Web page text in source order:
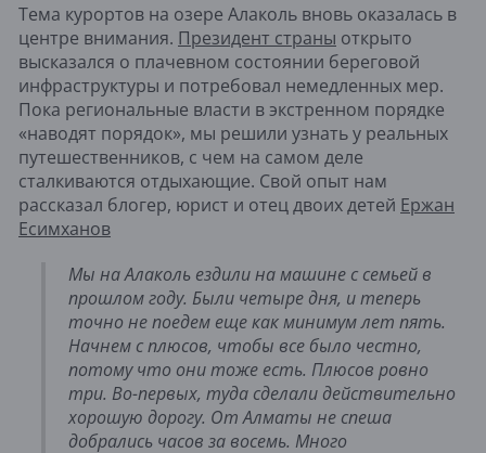
Тема курортов на озере Алаколь вновь оказалась в
центре внимания. Президент страны открыто
высказался о плачевном состоянии береговой
инфраструктуры и потребовал немедленных мер.
Пока региональные власти в экстренном порядке
«наводят порядок», мы решили узнать у реальных
путешественников, с чем на самом деле
сталкиваются отдыхающие. Свой опыт нам
рассказал блогер, юрист и отец двоих детей Ержан
Есимханов
Мы на Алаколь ездили на машине с семьей в
прошлом году. Были четыре дня, и теперь
точно не поедем еще как минимум лет пять.
Начнем с плюсов, чтобы все было честно,
потому что они тоже есть. Плюсов ровно
три. Во-первых, туда сделали действительно
хорошую дорогу. От Алматы не спеша
добрались часов за восемь. Много